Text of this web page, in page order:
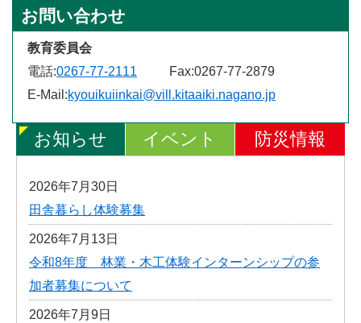
お問い合わせ
教育委員会
電話:0267-77-2111 Fax:0267-77-2879
E-Mail:kyouikuiinkai@vill.kitaaiki.nagano.jp
お知らせ イベント 防災情報
2026年7月30日
田舎暮らし体験募集
2026年7月13日
令和8年度 林業・木工体験インターンシップの参
加者募集について
2026年7月9日